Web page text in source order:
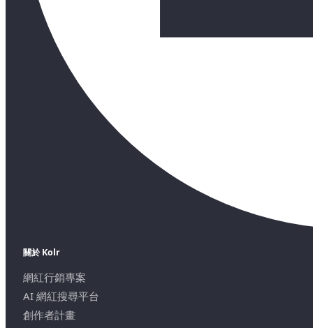
關於 Kolr
網紅行銷專案
AI 網紅搜尋平台
創作者計畫